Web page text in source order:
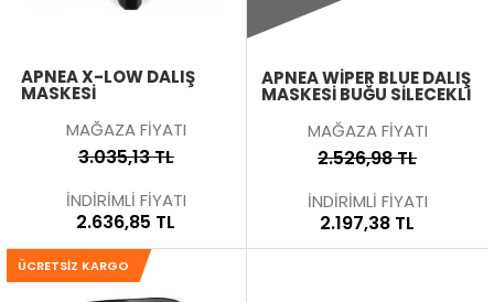
APNEA X-LOW DALIŞ
MASKESI
MAĞAZA FİYATI
3.035,13 TL
İNDİRİMLİ FİYATI
2.636,85 TL
APNEA WIPER BLUE DALIŞ
MASKESI BUĞU SILECEKLI
MAĞAZA FİYATI
2.526,98 TL
İNDİRİMLİ FİYATI
2.197,38 TL
ÜCRETSIZ KARGO